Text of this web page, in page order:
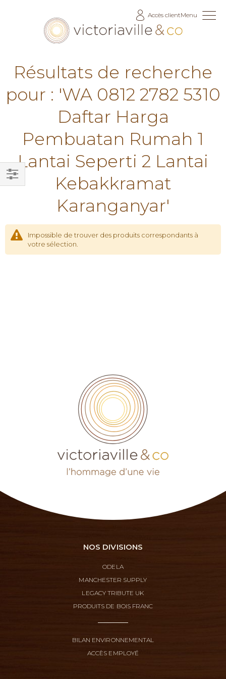
Accès clientMenu
Résultats de recherche
pour : 'WA 0812 2782 5310
Daftar Harga
Pembuatan Rumah 1
Lantai Seperti 2 Lantai
Kebakkramat
Karanganyar'
Impossible de trouver des produits correspondants à
votre sélection.
Filtrer
NOS DIVISIONS
ODELA
MANCHESTER SUPPLY
LEGACY TRIBUTE UK
PRODUITS DE BOIS FRANC
BILAN ENVIRONNEMENTAL
ACCÈS EMPLOYÉ